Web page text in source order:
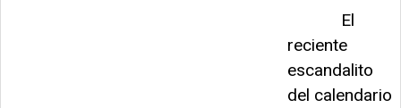
El
reciente
escandalito
del calendario